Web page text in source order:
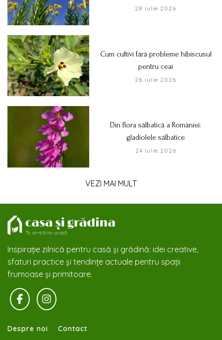
28 iulie 2026
Cum cultivi fără probleme hibiscusul
pentru ceai
26 iulie 2026
Din flora sălbatică a României:
gladiolele sălbatice
24 iulie 2026
VEZI MAI MULT
Inspirație zilnică pentru casă și grădină: idei creative,
sfaturi practice și tendințe actuale pentru spații
frumoase și primitoare.
Despre noi Contact